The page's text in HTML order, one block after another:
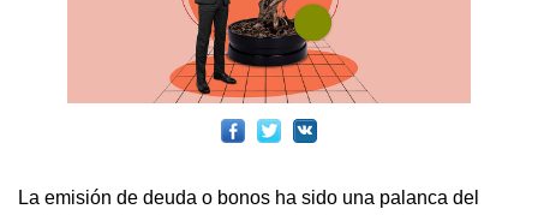
La emisión de deuda o bonos ha sido una palanca del